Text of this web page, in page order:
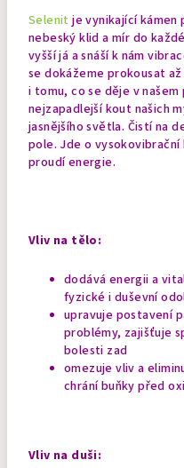
Selenitje vynikající kámen
nebeský klid a mír do
vyšší já a snáší k nám
se dokážeme prokousat
i tomu, co se děje v
nejzapadlejší kout našich
jasnějšího světla. Čistí na
pole. Jde o
proudí energie.
Vliv na tělo:
dodává energii a
fyzické i duševní
upravuje postavení
problémy, zajišťuje
bolesti zad
omezuje vliv a
chrání buňky před
Vliv na duši: